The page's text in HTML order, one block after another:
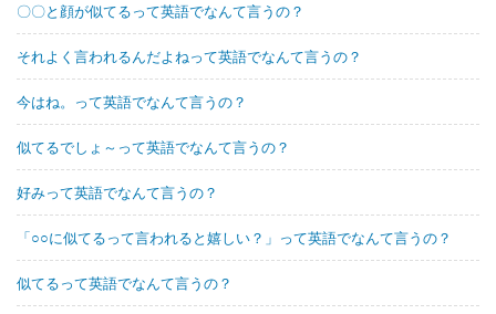
〇〇と顔が似てるって英語でなんて言うの？
それよく言われるんだよねって英語でなんて言うの？
今はね。って英語でなんて言うの？
似てるでしょ～って英語でなんて言うの？
好みって英語でなんて言うの？
「○○に似てるって言われると嬉しい？」って英語でなんて言うの？
似てるって英語でなんて言うの？